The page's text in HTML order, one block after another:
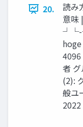
20.
読み
意
┘└-
者
(2):
般ユ